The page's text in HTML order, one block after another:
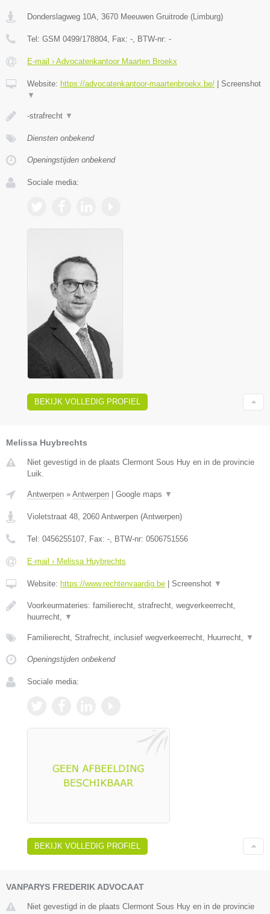
Donderslagweg 10A 3670 Meeuwen Gruitrode ( Limburg)
Tel: GSM 0499/178804 , Fax: - , BTW-nr: -
E-mail › Advocatenkantoor Maarten Broekx
Website: https://advocatenkantoor-maartenbroekx.be/
Screenshot
▼
-strafrecht ▼
Diensten onbekend
Openingstijden onbekend
Sociale media:
BEKIJK VOLLEDIG PROFIEL
Melissa Huybrechts
Niet gevestigd in de plaats Clermont Sous Huy en in de provincie
Luik.
Antwerpen » Antwerpen Google maps ▼
Violetstraat 48 2060 Antwerpen (Antwerpen)
Tel: 0456255107 , Fax: - , BTW-nr: 0506751556
E-mail › Melissa Huybrechts
Website: https://www.rechtenvaardig.be Screenshot ▼
Voorkeurmateries: familierecht, strafrecht, wegverkeerrecht,
huurrecht,
▼
Familierecht, Strafrecht, inclusief wegverkeerrecht, Huurrecht, ▼
Openingstijden onbekend
Sociale media:
BEKIJK VOLLEDIG PROFIEL
VANPARYS FREDERIK ADVOCAAT
Niet gevestigd in de plaats Clermont Sous Huy en in de provincie